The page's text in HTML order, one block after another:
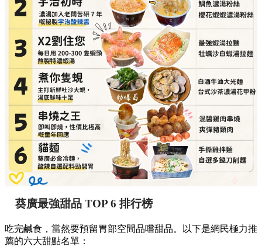
葵廣最強甜品 TOP 6 排行榜
吃完鹹食，當然要預留胃部空間品嚐甜品。以下是網民極力推
薦的六大甜點名單：